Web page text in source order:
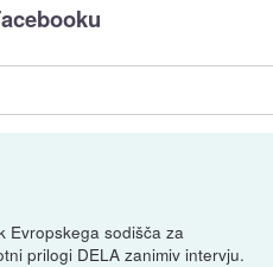
Evropskega sodišča za
prilogi DELA zanimiv intervju.